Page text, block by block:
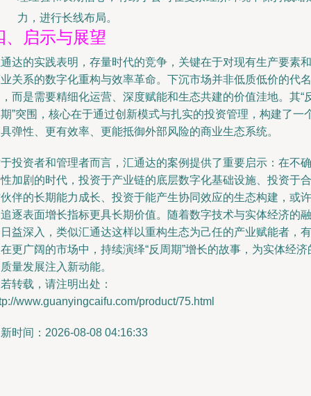
力，进行长线布局。
、启示与展望
达的实践表明，存量时代的竞争，关键在于对现有生产要素和
关系的数字化重构与效率革命。下沉市场并非低质低价的代名
而是需要精细化运营、深度赋能和生态共建的价值洼地。其“
”突围，核心在于通过创新模式与扎实的投资管理，构建了一
弹性、更有效率、更能抵御外部风险的商业生态系统。
投资者和管理者而言，汇通达的案例提供了重要启示：在不确
加剧的时代，投资于产业链的底层数字化基础设施、投资于合
伴的长期能力成长、投资于能产生协同效应的生态构建，或许
逐表面增长指标更具长期价值。随着数字技术与实体经济的融
益深入，类似汇通达这样以重构生态为己任的产业赋能者，有
更广阔的市场中，持续演绎“反周期”增长的故事，为实体经济
量发展注入新动能。
转载，请注明出处：
www.guanyingcaifu.com/product/75.html
时间：2026-08-08 04:16:33